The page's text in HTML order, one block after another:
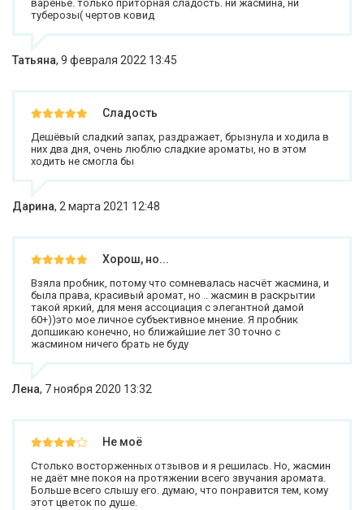
варенье. только приторная сладость. ни жасмина, ни
туберозы( чертов ковид
Татьяна, 9 февраля 2022 13:45
Сладость
Дешёвый сладкий запах, раздражает, брызнула и ходила в
них два дня, очень люблю сладкие ароматы, но в этом
ходить не смогла бы
Дарина, 2 марта 2021 12:48
Хорош, но...
Взяла пробник, потому что сомневалась насчёт жасмина, и
была права, красивый аромат, но .. жасмин в раскрытии
такой яркий, для меня ассоциация с элегантной дамой
60+))это мое личное субъективное мнение. Я пробник
допшикаю конечно, но ближайшие лет 30 точно с
жасмином ничего брать не буду
Лена, 7 ноября 2020 13:32
Не моё
Столько восторженных отзывов и я решилась. Но, жасмин
не даёт мне покоя на протяжении всего звучания аромата.
Больше всего слышу его. думаю, что понравится тем, кому
этот цветок по душе.